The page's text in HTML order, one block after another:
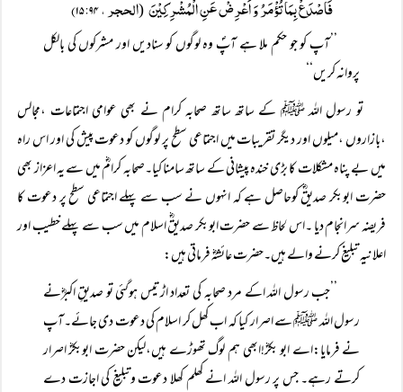
فَاصْدَعْ بِمَا تُؤْمَرُ وَ اَعْرِضْ عَنِ الْمُشْرِکِیْنَ(الحجر ، ۱۵:۹۴)
’’آپ کو جو حکم ملا ہے آپؐ وہ لوگوں کو سنادیں اور مشرکوں کی بالکل
پروانہ کریں‘‘
تو رسول اللہ ﷺ کے ساتھ ساتھ صحابہ کرام نے بھی عوامی اجتماعات ،مجالس
،بازاروں ،میلوں اور دیگر تقریبات میں اجتماعی سطح پر لوگوں کو دعوت پیش کی اور اس راہ
میں بے پناہ مشکلات کا بڑی خندہ پیشانی کے ساتھ سامنا کیا۔صحابہ کرامؓ میں سے یہ اعزاز بھی
حضرت ابوبکر صدیقؓ کوحاصل ہے کہ انہوں نے سب سے پہلے اجتماعی سطح پر دعوت کا
فریضہ سرانجام دیا ۔اس لحاظ سے حضرت ابوبکر صدیقؓ اسلام میں سب سے پہلے خطیب اور
اعلانیہ تبلیغ کرنے والے ہیں۔حضرت عائشہؓ فرماتی ہیں:
’’جب رسول اللہ اکے مرد صحابہ کی تعداد اڑتیس ہوگئی تو صدیقِ اکبرؓنے
رسول اللہ ﷺ سے اصرار کیا کہ اب کھل کر اسلام کی دعوت دی جائے۔آپ
نے فرمایا:اے ابو بکرؓ!ابھی ہم لوگ تھوڑے ہیں،لیکن حضرت ابوبکرؓ اصرار
کرتے رہے۔ جس پر رسول اللہ انے کھلم کھلا دعوت وتبلیغ کی اجازت دے